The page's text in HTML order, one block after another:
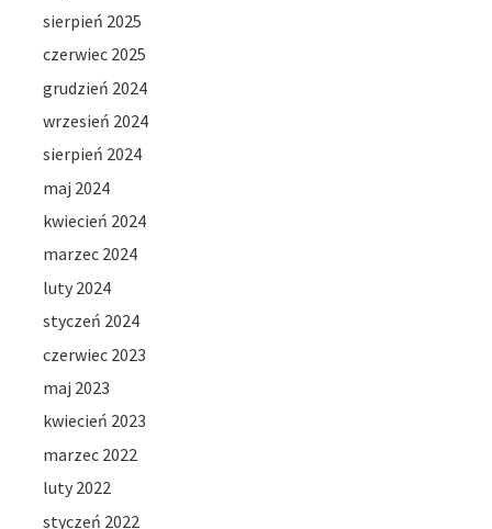
sierpień 2025
czerwiec 2025
grudzień 2024
wrzesień 2024
sierpień 2024
maj 2024
kwiecień 2024
marzec 2024
luty 2024
styczeń 2024
czerwiec 2023
maj 2023
kwiecień 2023
marzec 2022
luty 2022
styczeń 2022